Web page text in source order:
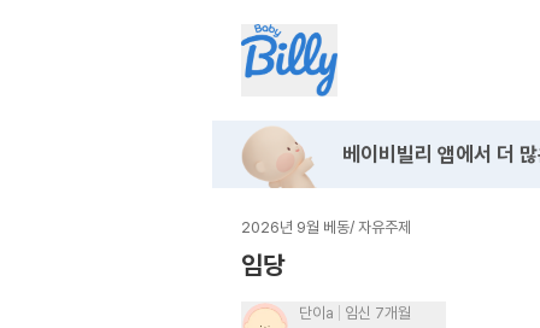
베이비빌리 앱에서 더
2026년 9월 베동/ 자유주제
임당
단이a
임신 7개월